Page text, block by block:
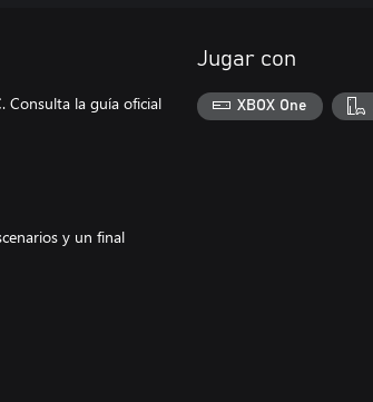
Consulta la guía oficial
y un final
Jugar con
XBOX One